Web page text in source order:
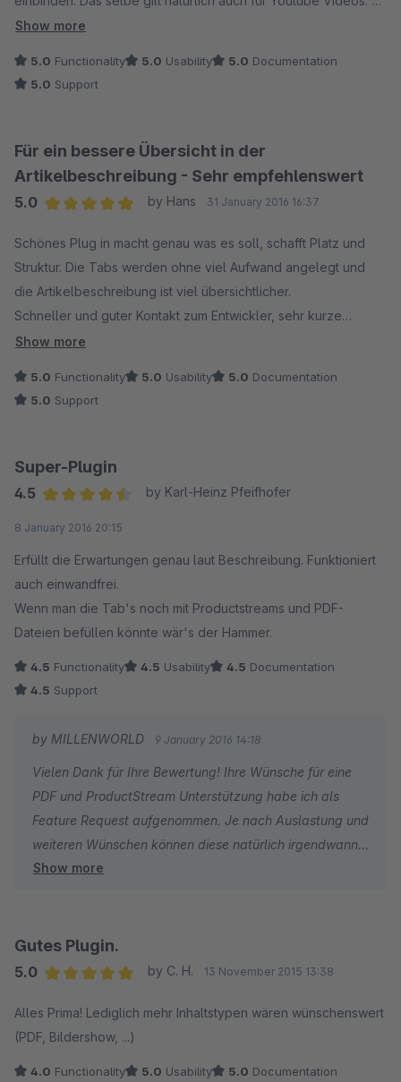
Niklas bieten einen erstklassigen Support!
Show more
5.0 Functionality 5.0 Usability 5.0 Documentation
5.0 Support
Für ein bessere Übersicht in der
Artikelbeschreibung - Sehr empfehlenswert
5.0
by Hans 31 January 2016 16:37
Schönes Plug in macht genau was es soll, schafft Platz und
Struktur. Die Tabs werden ohne viel Aufwand angelegt und
die Artikelbeschreibung ist viel übersichtlicher.
Schneller und guter Kontakt zum Entwickler, sehr kurze
Reaktionszeit bzgl. einer Änderung.
Show more
5.0 Functionality 5.0 Usability 5.0 Documentation
5.0 Support
Super-Plugin
4.5
by Karl-Heinz Pfeifhofer
8 January 2016 20:15
Erfüllt die Erwartungen genau laut Beschreibung. Funktioniert
auch einwandfrei.
Wenn man die Tab's noch mit Productstreams und PDF-
Dateien befüllen könnte wär's der Hammer.
4.5 Functionality 4.5 Usability 4.5 Documentation
4.5 Support
by MILLENWORLD 9 January 2016 14:18
Vielen Dank für Ihre Bewertung! Ihre Wünsche für eine
PDF und ProductStream Unterstützung habe ich als
Feature Request aufgenommen. Je nach Auslastung und
weiteren Wünschen können diese natürlich irgendwann
ins Plugin fließen!
Show more
Gutes Plugin.
5.0
by C. H. 13 November 2015 13:38
Alles Prima! Lediglich mehr Inhaltstypen wären wünschenswert
(PDF, Bildershow, ...)
4.0 Functionality 5.0 Usability 5.0 Documentation